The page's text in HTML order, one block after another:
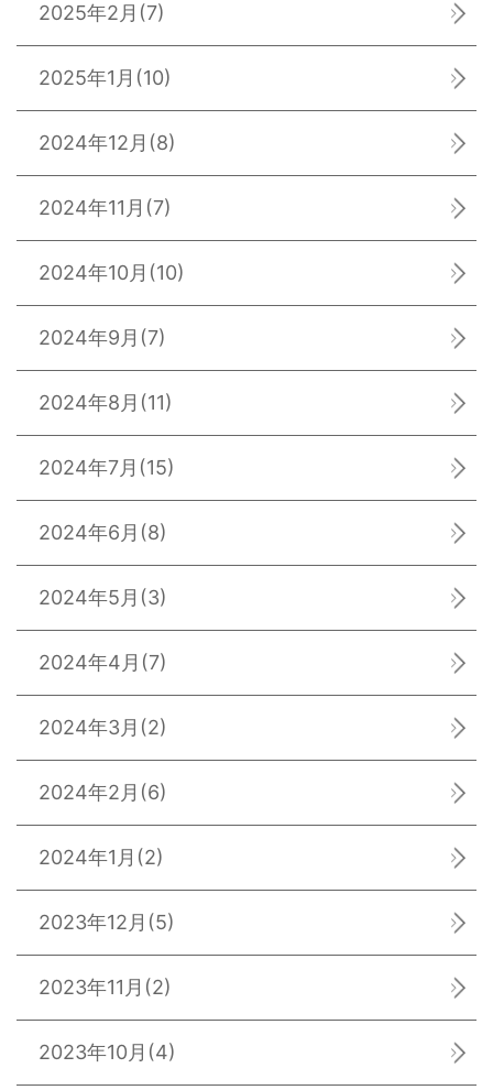
2025年2月 (7)
2025年1月 (10)
2024年12月 (8)
2024年11月 (7)
2024年10月 (10)
2024年9月 (7)
2024年8月 (11)
2024年7月 (15)
2024年6月 (8)
2024年5月 (3)
2024年4月 (7)
2024年3月 (2)
2024年2月 (6)
2024年1月 (2)
2023年12月 (5)
2023年11月 (2)
2023年10月 (4)